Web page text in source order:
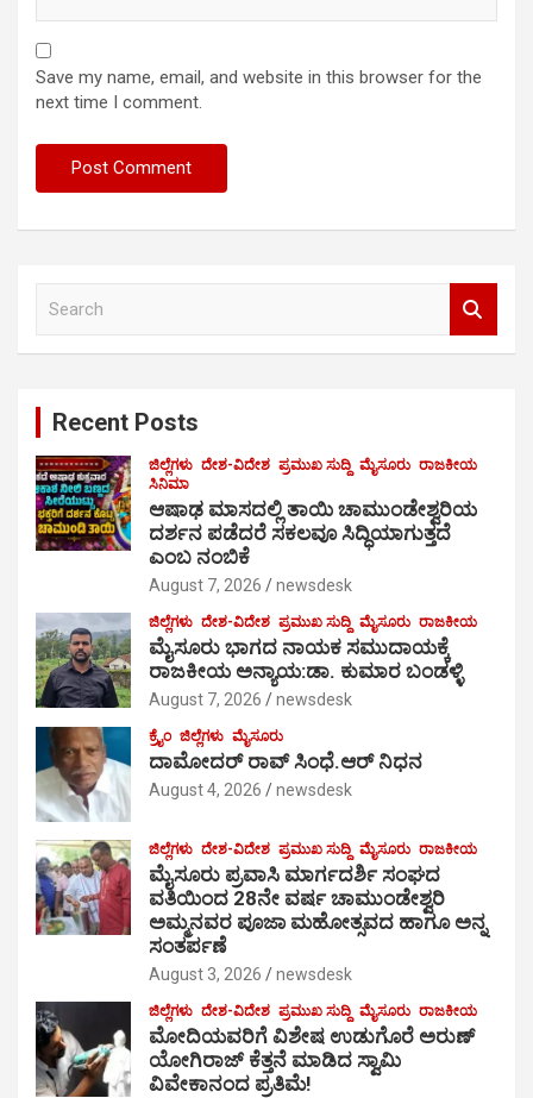
Save my name, email, and website in this browser for the
next time I comment.
Recent Posts
ಜಿಲ್ಲೆಗಳು ದೇಶ-ವಿದೇಶ ಪ್ರಮುಖ ಸುದ್ದಿ ಮೈಸೂರು ರಾಜಕೀಯ
ಸಿನಿಮಾ
ಆಷಾಢ ಮಾಸದಲ್ಲಿ ತಾಯಿ ಚಾಮುಂಡೇಶ್ವರಿಯ
ದರ್ಶನ ಪಡೆದರೆ ಸಕಲವೂ ಸಿದ್ಧಿಯಾಗುತ್ತದೆ
ಎಂಬ ನಂಬಿಕೆ
August 7, 2026 newsdesk
ಜಿಲ್ಲೆಗಳು ದೇಶ-ವಿದೇಶ ಪ್ರಮುಖ ಸುದ್ದಿ ಮೈಸೂರು ರಾಜಕೀಯ
ಮೈಸೂರು ಭಾಗದ ನಾಯಕ ಸಮುದಾಯಕ್ಕೆ
ರಾಜಕೀಯ ಅನ್ಯಾಯ:ಡಾ. ಕುಮಾರ ಬಂಡಳ್ಳಿ
August 7, 2026 newsdesk
ಕ್ರೈಂ ಜಿಲ್ಲೆಗಳು ಮೈಸೂರು
ದಾಮೋದರ್ ರಾವ್ ಸಿಂಧೆ.ಆರ್ ನಿಧನ
August 4, 2026 newsdesk
ಜಿಲ್ಲೆಗಳು ದೇಶ-ವಿದೇಶ ಪ್ರಮುಖ ಸುದ್ದಿ ಮೈಸೂರು ರಾಜಕೀಯ
ಮೈಸೂರು ಪ್ರವಾಸಿ ಮಾರ್ಗದರ್ಶಿ ಸಂಘದ
ವತಿಯಿಂದ 28ನೇ ವರ್ಷ ಚಾಮುಂಡೇಶ್ವರಿ
ಅಮ್ಮನವರ ಪೂಜಾ ಮಹೋತ್ಸವದ ಹಾಗೂ ಅನ್ನ
ಸಂತರ್ಪಣೆ
August 3, 2026 newsdesk
ಜಿಲ್ಲೆಗಳು ದೇಶ-ವಿದೇಶ ಪ್ರಮುಖ ಸುದ್ದಿ ಮೈಸೂರು ರಾಜಕೀಯ
ಮೋದಿಯವರಿಗೆ ವಿಶೇಷ ಉಡುಗೊರೆ ಅರುಣ್
ಯೋಗಿರಾಜ್ ಕೆತ್ತನೆ ಮಾಡಿದ ಸ್ವಾಮಿ
ವಿವೇಕಾನಂದ ಪ್ರತಿಮೆ!